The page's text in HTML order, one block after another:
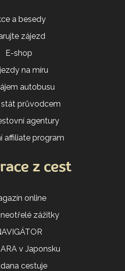
a besedy
zájezd
E-shop
na míru
autobusu
stát průvodcem
agentury
affiliate program
z cest
online
zážitky
v Japonsku
cestuje